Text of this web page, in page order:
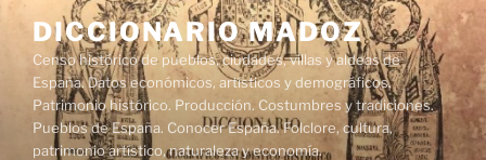
contenido
DICCIONARIO MADOZ
Censo histórico de pueblos, ciudades, villas y aldeas de
España. Datos económicos, artísticos y demográficos.
Patrimonio histórico. Producción. Costumbres y tradiciones.
Pueblos de España. Conocer España. Folclore, cultura,
patrimonio artístico, naturaleza y economía.